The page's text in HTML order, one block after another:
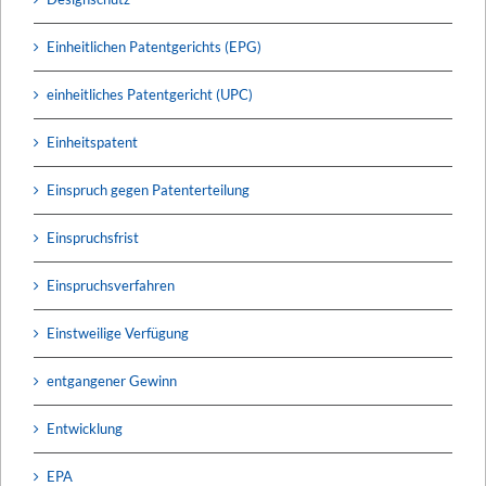
Einheitlichen Patentgerichts (EPG)
einheitliches Patentgericht (UPC)
Einheitspatent
Einspruch gegen Patenterteilung
Einspruchsfrist
Einspruchsverfahren
Einstweilige Verfügung
entgangener Gewinn
Entwicklung
EPA